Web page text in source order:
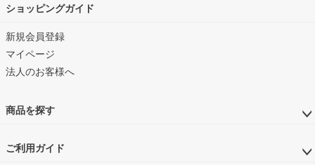
ショッピングガイド
新規会員登録
マイページ
法人のお客様へ
商品を探す
ご利用ガイド